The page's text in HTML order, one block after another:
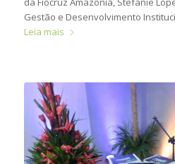
Gestão e Desenvolvimento
Leia mais